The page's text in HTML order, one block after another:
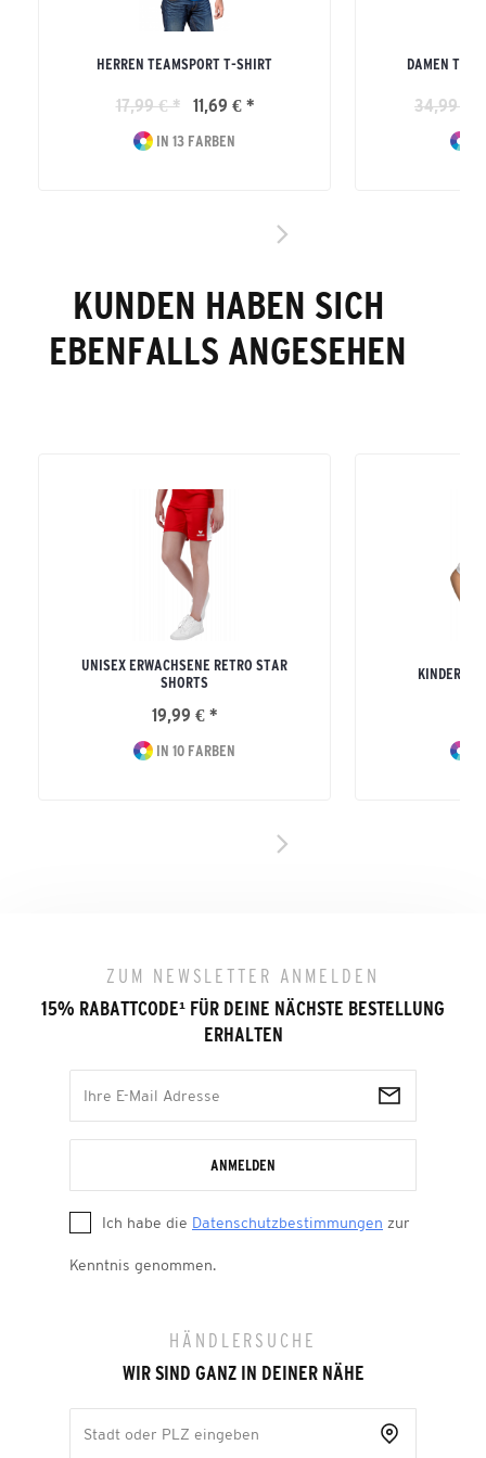
HERREN TEAMSPORT T-SHIRT
17,99 € * 11,69 € *
IN 13 FARBEN
DAMEN
34,99 € *
KUNDEN HABEN SICH
EBENFALLS ANGESEHEN
UNISEX ERWACHSENE RETRO STAR
SHORTS
19,99 € *
IN 10 FARBEN
KINDER
ZUM NEWSLETTER ANMELDEN
15% RABATTCODE¹ FÜR DEINE NÄCHSTE BESTELLUNG
ERHALTEN
ANMELDEN
Ich habe die Datenschutzbestimmungen zur
Kenntnis genommen.
HÄNDLERSUCHE
WIR SIND GANZ IN DEINER NÄHE